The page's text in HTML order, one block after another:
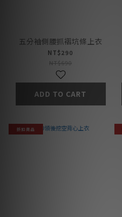
五分袖側腰抓褶坑條上衣
NT$290
NT$690
ADD TO CART
折扣商品